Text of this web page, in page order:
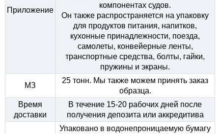
Приложение
компонентах судов.
Он также распространяется на упаковку
для продуктов питания, напитков,
кухонные принадлежности, поезда,
самолеты, конвейерные ленты,
транспортные средства, болты, гайки,
пружины и экраны.
МЗ
25 тонн. Мы также можем принять заказ
образца.
Время
доставки
В течение 15-20 рабочих дней после
получения депозита или аккредитива
Упаковано в водонепроницаемую бумагу